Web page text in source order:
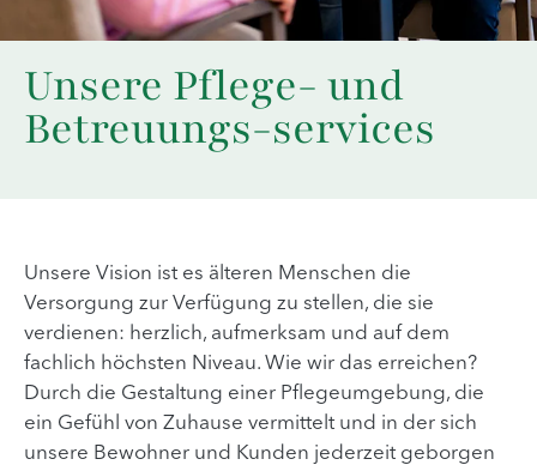
Unsere Pflege- und
Betreuungs-services
Unsere Vision ist es älteren Menschen die
Versorgung zur Verfügung zu stellen, die sie
verdienen: herzlich, aufmerksam und auf dem
fachlich höchsten Niveau. Wie wir das erreichen?
Durch die Gestaltung einer Pflegeumgebung, die
ein Gefühl von Zuhause vermittelt und in der sich
unsere Bewohner und Kunden jederzeit geborgen